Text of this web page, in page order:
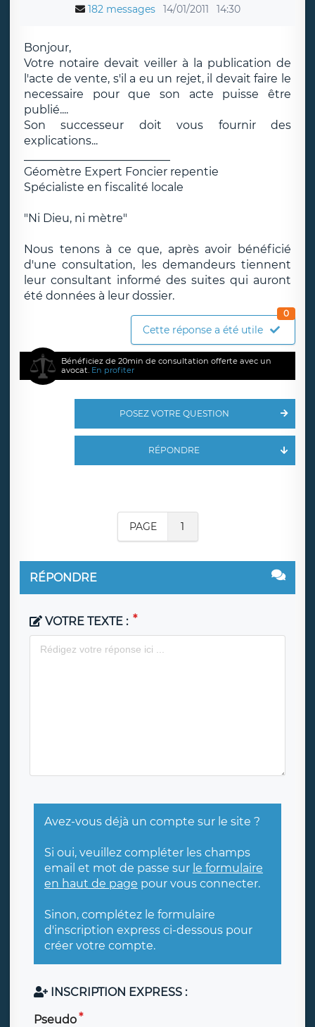
182 messages 14/01/2011 14:30
Bonjour,
Votre notaire devait veiller à la publication de
l'acte de vente, s'il a eu un rejet, il devait faire le
necessaire pour que son acte puisse être
publié....
Son successeur doit vous fournir des
explications...
Géomètre Expert Foncier repentie
Spécialiste en fiscalité locale
"Ni Dieu, ni mètre"
Nous tenons à ce que, après avoir bénéficié
d'une consultation, les demandeurs tiennent
leur consultant informé des suites qui auront
été données à leur dossier.
Cette réponse a été utile
0
Bénéficiez de 20min de consultation offerte avec un
avocat. En profiter
POSEZ VOTRE QUESTION
RÉPONDRE
PAGE 1
RÉPONDRE
VOTRE TEXTE :
Avez-vous déjà un compte sur le site ?
Si oui, veuillez compléter les champs
email et mot de passe sur le formulaire
en haut de page pour vous connecter.
Sinon, complétez le formulaire
d'inscription express ci-dessous pour
créer votre compte.
INSCRIPTION EXPRESS :
Pseudo